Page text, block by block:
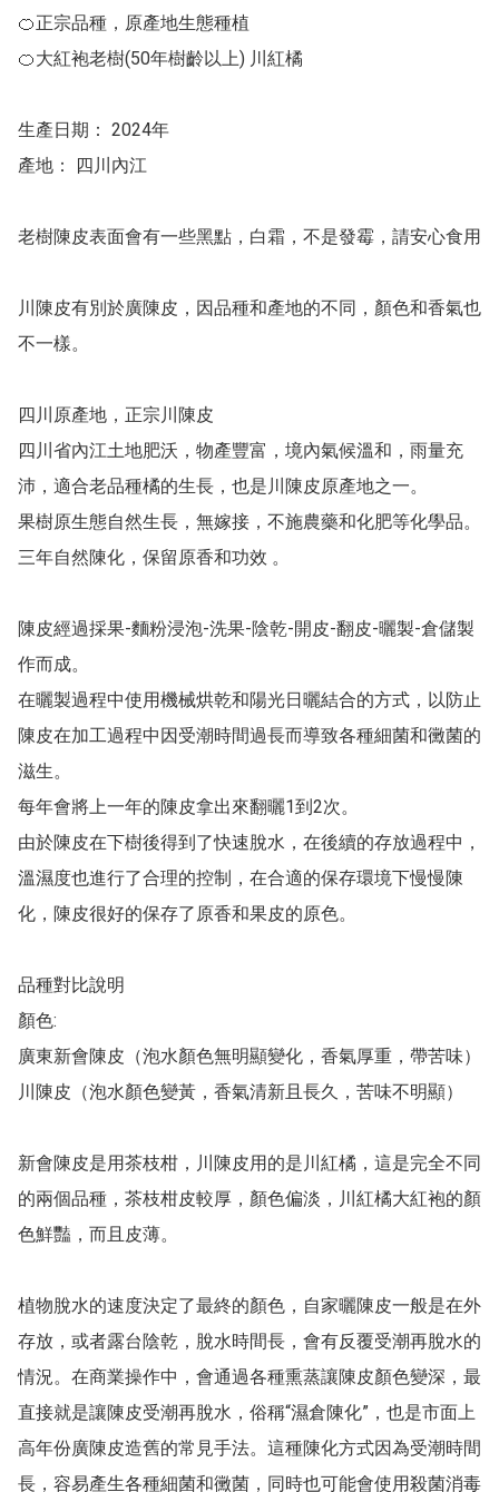
🍊正宗品種，原產地生態種植
🍊大紅袍老樹(50年樹齡以上) 川紅橘
生產日期： 2024年
產地： 四川內江
老樹陳皮表面會有一些黑點，白霜，不是發霉，請安心食用
川陳皮有別於廣陳皮，因品種和產地的不同，顏色和香氣也
不一樣。
四川原產地，正宗川陳皮
四川省內江土地肥沃，物產豐富，境內氣候溫和，雨量充
沛，適合老品種橘的生長，也是川陳皮原產地之一。
果樹原生態自然生長，無嫁接，不施農藥和化肥等化學品。
三年自然陳化，保留原香和功效 。
陳皮經過採果-麵粉浸泡-洗果-陰乾-開皮-翻皮-曬製-倉儲製
作而成。
在曬製過程中使用機械烘乾和陽光日曬結合的方式，以防止
陳皮在加工過程中因受潮時間過長而導致各種細菌和黴菌的
滋生。
每年會將上一年的陳皮拿出來翻曬1到2次。
由於陳皮在下樹後得到了快速脫水，在後續的存放過程中，
溫濕度也進行了合理的控制，在合適的保存環境下慢慢陳
化，陳皮很好的保存了原香和果皮的原色。
品種對比說明
顏色:
廣東新會陳皮（泡水顏色無明顯變化，香氣厚重，帶苦味）
川陳皮（泡水顏色變黃，香氣清新且長久，苦味不明顯）
新會陳皮是用茶枝柑，川陳皮用的是川紅橘，這是完全不同
的兩個品種，茶枝柑皮較厚，顏色偏淡，川紅橘大紅袍的顏
色鮮豔，而且皮薄。
植物脫水的速度決定了最終的顏色，自家曬陳皮一般是在外
存放，或者露台陰乾，脫水時間長，會有反覆受潮再脫水的
情況。在商業操作中，會通過各種熏蒸讓陳皮顏色變深，最
直接就是讓陳皮受潮再脫水，俗稱“濕倉陳化”，也是市面上
高年份廣陳皮造舊的常見手法。這種陳化方式因為受潮時間
長，容易產生各種細菌和黴菌，同時也可能會使用殺菌消毒